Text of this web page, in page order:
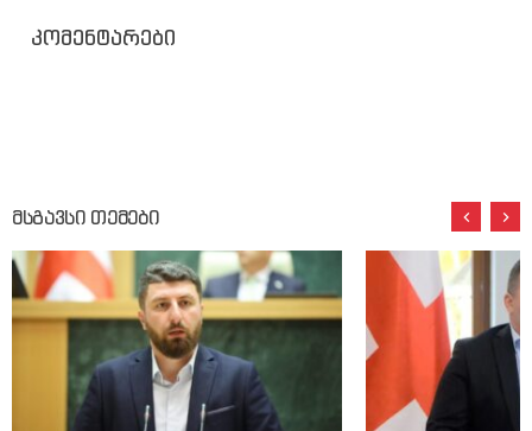
კომენტარები
მსგავსი თემები